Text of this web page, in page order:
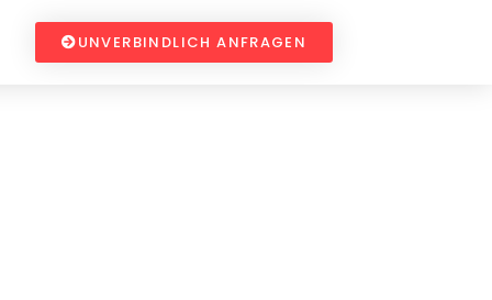
UNVERBINDLICH ANFRAGEN